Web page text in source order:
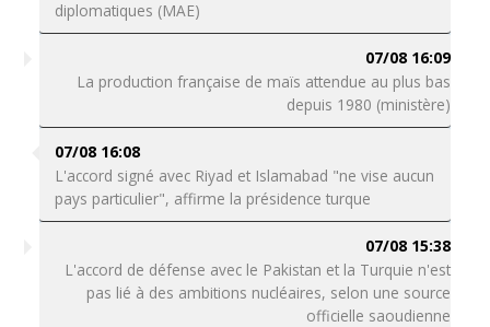
diplomatiques (MAE)
07/08 16:09
La production française de maïs attendue au plus bas
depuis 1980 (ministère)
07/08 16:08
L'accord signé avec Riyad et Islamabad "ne vise aucun
pays particulier", affirme la présidence turque
07/08 15:38
L'accord de défense avec le Pakistan et la Turquie n'est
pas lié à des ambitions nucléaires, selon une source
officielle saoudienne